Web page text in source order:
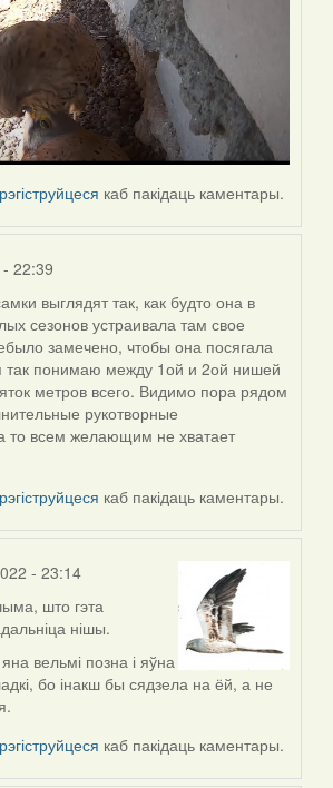
каб пакідаць каментары.
22:39
выглядят так, как будто она в
сезонов устраивала там свое
замечено, чтобы она посягала
понимаю между 1ой и 2ой нишей
метров всего. Видимо пора рядом
рукотворные
то всем желающим не хватает
каб пакідаць каментары.
- 23:14
што гэта
нішы.
вельмі позна і яўна
бо інакш бы сядзела на ёй, а не
каб пакідаць каментары.